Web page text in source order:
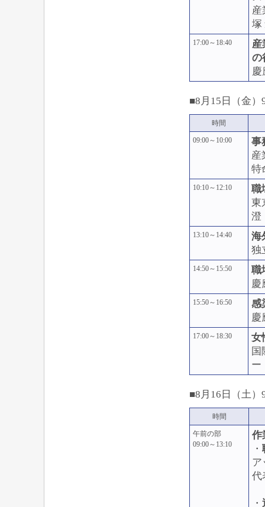
産
塚
17:00～18:40
産
の
■8月15日（金）
時間
09:00～10:00
事
産
特
10:10～12:10
職
東
澄
13:10～14:40
海
独
14:50～15:50
職
慶
15:50～16:50
感
慶
17:00～18:30
女
国
■8月16日（土）
時間
午前の部
09:00～13:10
作
・
ア
・